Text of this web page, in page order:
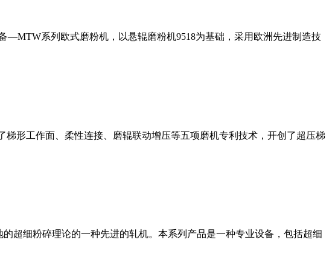
系列欧式磨粉机，以悬辊磨粉机9518为基础，采用欧洲先进制造技
形工作面、柔性连接、磨辊联动增压等五项磨机专利技术，开创了超压梯
超细粉碎理论的一种先进的轧机。本系列产品是一种专业设备，包括超细